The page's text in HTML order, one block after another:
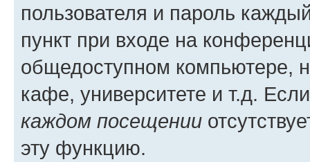
пользователя и пароль
пункт при входе на
общедоступном компьютере,
кафе, университете и т.д.
каждом посещении
эту функцию.